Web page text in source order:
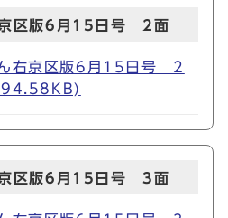
京区版6月15日号 2面
右京区版6月15日号 2
京区版6月15日号 3面